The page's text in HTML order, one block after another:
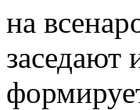
на
заседают